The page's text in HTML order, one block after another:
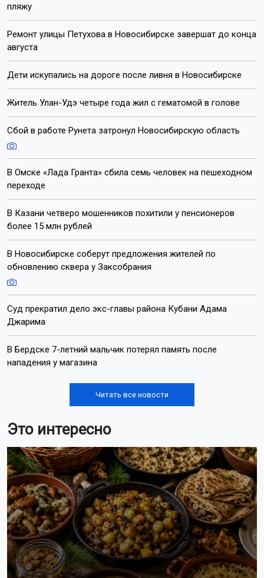
пляжу
Ремонт улицы Петухова в Новосибирске завершат до конца
августа
Дети искупались на дороге после ливня в Новосибирске
Житель Улан-Удэ четыре года жил с гематомой в голове
Сбой в работе Рунета затронул Новосибирскую область
В Омске «Лада Гранта» сбила семь человек на пешеходном
переходе
В Казани четверо мошенников похитили у пенсионеров
более 15 млн рублей
В Новосибирске соберут предложения жителей по
обновлению сквера у Заксобрания
Суд прекратил дело экс-главы района Кубани Адама
Джарима
В Бердске 7-летний мальчик потерял память после
нападения у магазина
Читать все новости
Это интересно